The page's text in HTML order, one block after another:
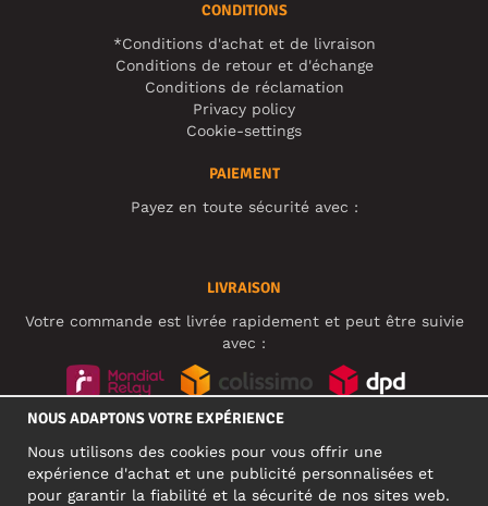
CONDITIONS
*Conditions d'achat et de livraison
Conditions de retour et d'échange
Conditions de réclamation
Privacy policy
Cookie-settings
PAIEMENT
Payez en toute sécurité avec :
LIVRAISON
Votre commande est livrée rapidement et peut être suivie
avec :
NOUS ADAPTONS VOTRE EXPÉRIENCE
Nous utilisons des cookies pour vous offrir une
expérience d'achat et une publicité personnalisées et
pour garantir la fiabilité et la sécurité de nos sites web.